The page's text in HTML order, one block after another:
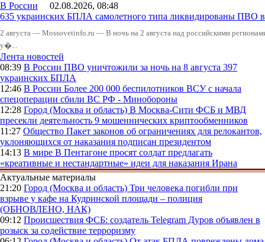
В России 02.08.2026, 08:48
635 украинских БПЛА самолетного типа ликвидированы ПВО
2 августа — Mossovetinfo.ru — В ночь на 2 августа над российскими
у�...
Лента новостей
08:39 В России ПВО уничтожили за ночь на 8 августа 397
украинских БПЛА
12:46 В России Более 200 000 беспилотников ВСУ с начала
спецоперации сбили ВС РФ - Минобороны
12:28 Город (Москва и область) В Москва-Сити ФСБ и МВД
пресекли деятельность 9 мошеннических криптообменников
11:27 Общество Пакет законов об ограничениях для релокантов,
уклоняющихся от наказания подписан президентом
14:13 В мире В Пентагоне просят солдат предлагать
«креативные и нестандартные» идеи для наказания Ирана
Актуальные материалы
21:20 Город (Москва и область) Три человека погибли при
взрыве у кафе на Кудринской площади – полиция
(ОБНОВЛЕНО, НАК)
09:12 Происшествия ФСБ: создатель Telegram Дуров объявлен в
розыск за содействие терроризму